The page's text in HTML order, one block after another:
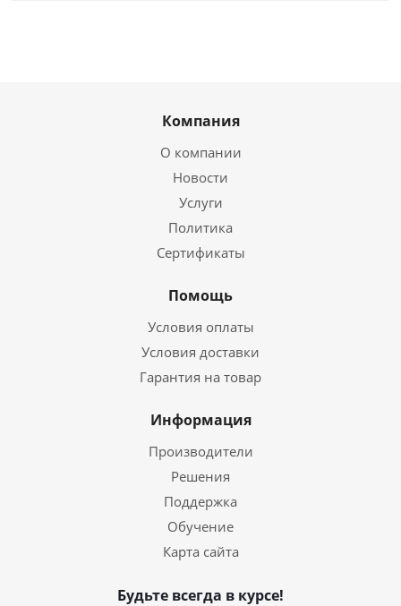
Компания
О компании
Новости
Услуги
Политика
Сертификаты
Помощь
Условия оплаты
Условия доставки
Гарантия на товар
Информация
Производители
Решения
Поддержка
Обучение
Карта сайта
Будьте всегда в курсе!